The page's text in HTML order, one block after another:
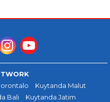
Kuytanda Malut
Bali
Kuytanda Jatim